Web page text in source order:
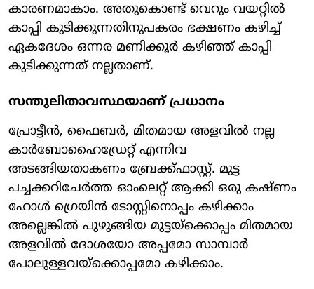
കാരണമാകാം. അതുകൊണ്ട് വെറും വയറ്റിൽ
കാപ്പി കുടിക്കുന്നതിനുപകരം ഭക്ഷണം കഴിച്ച്
ഏകദേശം ഒന്നര മണിക്കൂർ കഴിഞ്ഞ് കാപ്പി
കുടിക്കുന്നത് നല്ലതാണ്.
സന്തുലിതാവസ്ഥയാണ് പ്രധാനം
പ്രോട്ടീൻ, ഫൈബർ, മിതമായ അളവിൽ നല്ല
കാർബോഹൈഡ്രേറ്റ് എന്നിവ
അടങ്ങിയതാകണം ബ്രേക്ക്ഫാസ്റ്റ്. മുട്ട
പച്ചക്കറിചേർത്ത ഓംലെറ്റ് ആക്കി ഒരു കഷ്ണം
ഹോൾ ഗ്രെയിൻ ടോസ്റ്റിനൊപ്പം കഴിക്കാം
അല്ലെങ്കിൽ പുഴുങ്ങിയ മുട്ടയ്ക്കൊപ്പം മിതമായ
അളവിൽ ദോശയോ അപ്പമോ സാമ്പാർ
പോലുള്ളവയ്ക്കൊപ്പമോ കഴിക്കാം.